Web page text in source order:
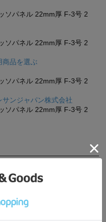
ソパネル 22mm厚 F-3号 2
ソパネル 22mm厚 F-3号 2
商品を選ぶ
ソパネル 22mm厚 F-3号 2
サンジャパン株式会社
ソパネル 22mm厚 F-3号 2